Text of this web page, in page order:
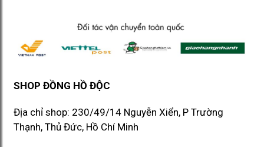
SHOP ĐỒNG HỒ ĐỘC
Địa chỉ shop: 230/49/14 Nguyễn Xiển, P Trường
Thạnh, Thủ Đức, Hồ Chí Minh​​